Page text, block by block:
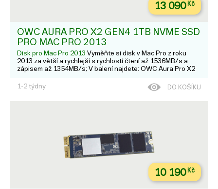
13 090Kč
OWC AURA PRO X2 GEN4 1TB NVME SSD
PRO MAC PRO 2013
Disk pro Mac Pro 2013 Vyměňte si disk v Mac Pro z roku
2013 za větší a rychlejší s rychlostí čtení až 1536MB/s a
zápisem až 1354MB/s; V balení najdete: OWC Aura Pro X2
instalaci; Systémové požadavky: macOS High Sierra 10...
1-2 týdny DO KOŠÍKU
10 190Kč